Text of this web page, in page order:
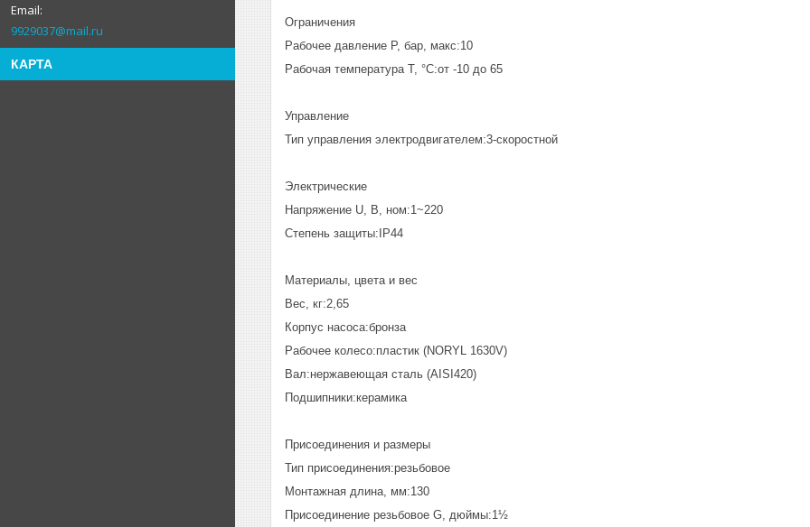
9929037@mail.ru
КАРТА
Ограничения
Рабочее давление P, бар, макс:10
Рабочая температура T, °C:от -10 до 65
Управление
Тип управления электродвигателем:3-скоростной
Электрические
Напряжение U, В, ном:1~220
Степень защиты:IP44
Материалы, цвета и вес
Вес, кг:2,65
Корпус насоса:бронза
Рабочее колесо:пластик (NORYL 1630V)
Вал:нержавеющая сталь (AISI420)
Подшипники:керамика
Присоединения и размеры
Тип присоединения:резьбовое
Монтажная длина, мм:130
Присоединение резьбовое G, дюймы:1½